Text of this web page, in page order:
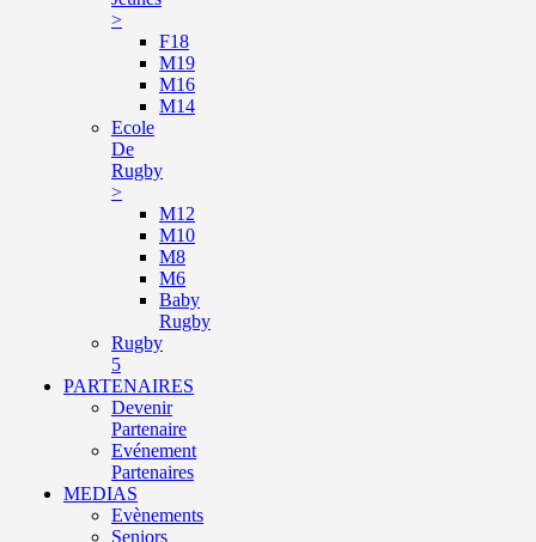
>
F18
M19
M16
M14
Ecole
De
Rugby
>
M12
M10
M8
M6
Baby
Rugby
Rugby
5
PARTENAIRES
Devenir
Partenaire
Evénement
Partenaires
MEDIAS
Evènements
Seniors